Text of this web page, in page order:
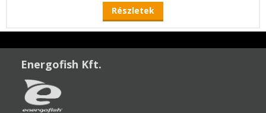
Részletek
Energofish Kft.